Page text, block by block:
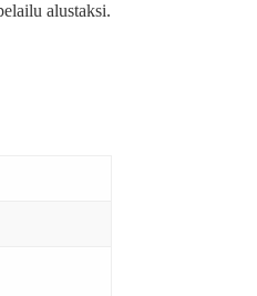
alustaksi.